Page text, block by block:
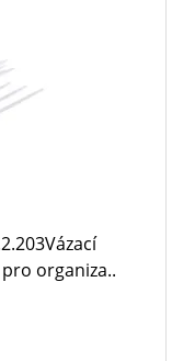
organiza..